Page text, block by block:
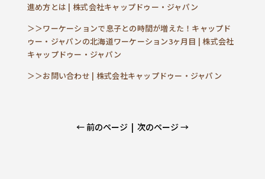
進め方とは | 株式会社キャップドゥー・ジャパン
＞＞ワーケーションで息子との時間が増えた！キャップド
ゥー・ジャパンの北海道ワーケーション3ヶ月目 | 株式会社
キャップドゥー・ジャパン
＞＞お問い合わせ | 株式会社キャップドゥー・ジャパン
← 前のページ | 次のページ →